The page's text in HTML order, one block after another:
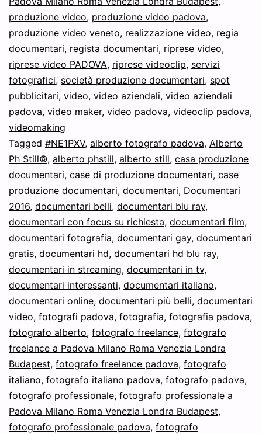
produzione video, produzione video padova,
produzione video veneto, realizzazione video, regia
documentari, regista documentari, riprese video,
riprese video PADOVA, riprese videoclip, servizi
fotografici, società produzione documentari, spot
pubblicitari, video, video aziendali, video aziendali
padova, video maker, video padova, videoclip padova,
videomaking
Tagged #NE1PXV, alberto fotografo padova, Alberto
Ph Still©, alberto phstill, alberto still, casa produzione
documentari, case di produzione documentari, case
produzione documentari, documentari, Documentari
2016, documentari belli, documentari blu ray,
documentari con focus su richiesta, documentari film,
documentari fotografia, documentari gay, documentari
gratis, documentari hd, documentari hd blu ray,
documentari in streaming, documentari in tv,
documentari interessanti, documentari italiano,
documentari online, documentari più belli, documentari
video, fotografi padova, fotografia, fotografia padova,
fotografo alberto, fotografo freelance, fotografo
freelance a Padova Milano Roma Venezia Londra
Budapest, fotografo freelance padova, fotografo
italiano, fotografo italiano padova, fotografo padova,
fotografo professionale, fotografo professionale a
Padova Milano Roma Venezia Londra Budapest,
fotografo professionale padova, fotografo